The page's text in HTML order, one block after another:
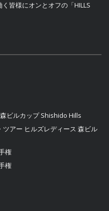
皆様にオンとオフの「HILLS
ビルカップ Shishido Hills
ツアー ヒルズレディース 森ビル
権
権